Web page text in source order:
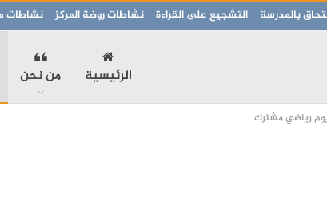
بالمدرسة التشجيع على القراءة نشاطات روضة المركز نشاطات
الرئيسية من نحن
رياضي مشترك